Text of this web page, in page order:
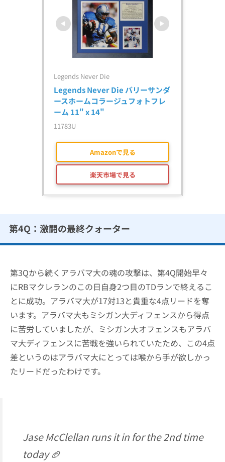
Legends Never Die
Legends Never Die バリーサンダ
ースホームコラージュフォトフレ
ーム 11" x 14"
11783U
Amazonで見る
楽天市場で見る
第4Q：激闘の最終クォーター
第3Qから続くアラバマ大の魂の攻撃は、第4Q開始早々
にRBマクレランのこの日自身2つ目のTDランで終えるこ
とに成功。アラバマ大が17対13と貴重な4点リードを奪
います。アラバマ大もミシガン大ディフェンスから得点
に苦労していましたが、ミシガン大オフェンスもアラバ
マ大ディフェンスに苦戦を強いられていたため、この4点
差というのはアラバマ大にとっては喉から手が欲しかっ
たリードだったわけです。
Jase McClellan runs it in for the 2nd time
today 🏈